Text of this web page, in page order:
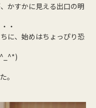
かすかに見える出口の明
・
に、始めはちょっぴり恐
。